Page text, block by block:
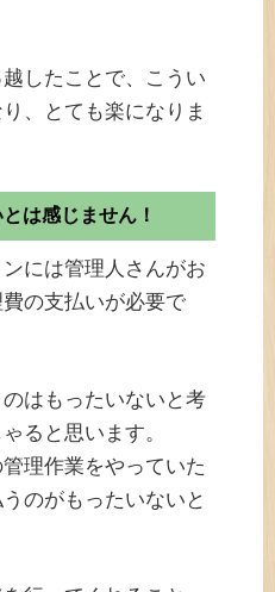
したことで、こうい
、とても楽になりま
は感じません！
には管理人さんがお
の支払いが必要で
はもったいないと考
ると思います。
理作業をやっていた
のがもったいないと